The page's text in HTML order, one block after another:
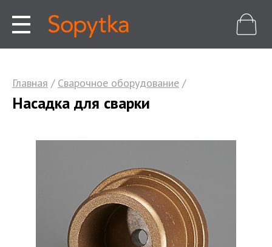
Главная / Сварочное оборудование /
Насадка для сварки